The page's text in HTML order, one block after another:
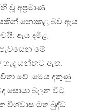
වූ අප්‍රමාණ
නොකළ බව ඇය
ඇය දමිළ
මේ
හැද යන්නට ඇත.
වේ. මෙය දකුණු
සොයා බලන විට
විශ්වාස මත බුද්ධ